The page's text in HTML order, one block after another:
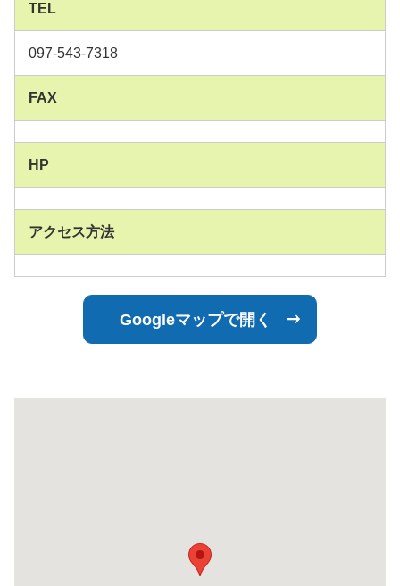
TEL
097-543-7318
FAX
HP
アクセス方法
Googleマップで開く